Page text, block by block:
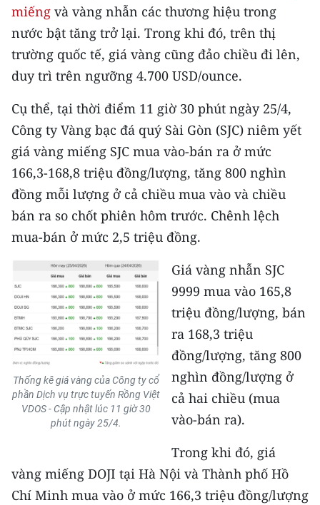
TRI THỨC CHUYÊN SÂU
54 DÂN TỘC VIỆT NAM
CHƯƠNG TRÌNH OCOP - MỖI XÃ
RADIO
MEDIA CENTER
E-Magazine
Video
Media Chính trị
Media Kinh tế
Media Văn hóa
Media Xã hội
Media Pháp luật
Media Du lịch
Media Thể thao
miếng và vàng nhẫn các thương hiệu trong
nước bật tăng trở lại. Trong khi đó, trên thị
trường quốc tế, giá vàng cũng đảo chiều đi lên,
duy trì trên ngưỡng 4.700 USD/ounce.​
​Cụ thể, tại thời điểm 11 giờ 30 phút ngày 25/4,
Công ty Vàng bạc đá quý Sài Gòn (SJC) niêm yết
giá vàng miếng SJC mua vào-bán ra ở mức
166,3-168,8 triệu đồng/lượng, tăng 800 nghìn
đồng mỗi lượng ở cả chiều mua vào và chiều
bán ra so chốt phiên hôm trước. Chênh lệch
mua-bán ở mức 2,5 triệu đồng.
Thống kê giá vàng của Công ty cổ
phần Dịch vụ trực tuyến Rồng Việt
VDOS - Cập nhật lúc 11 giờ 30
phút ngày 25/4.
Giá vàng nhẫn SJC
9999 mua vào 165,8
triệu đồng/lượng, bán
ra 168,3 triệu
đồng/lượng, tăng 800
nghìn đồng/lượng ở
cả hai chiều (mua
vào-bán ra).
Trong khi đó, giá
vàng miếng DOJI tại Hà Nội và Thành phố Hồ
Chí Minh mua vào ở mức 166,3 triệu đồng/lượng